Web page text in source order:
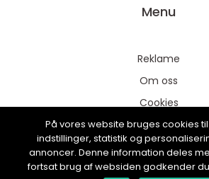
Menu
Reklame
Om oss
Cookies
Kontakt Oss
Sitemap
På vores website bruges cookies
indstillinger, statistik og
annoncer. Denne information deles
fortsat brug af websiden godkender